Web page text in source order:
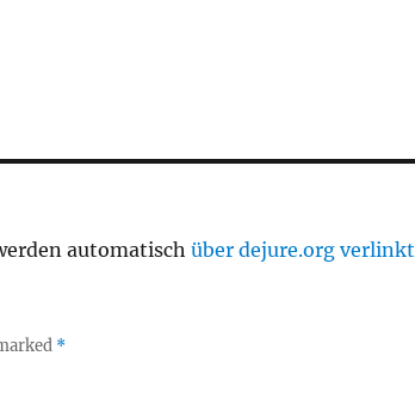
automatischüber dejure.org verlinkt
*